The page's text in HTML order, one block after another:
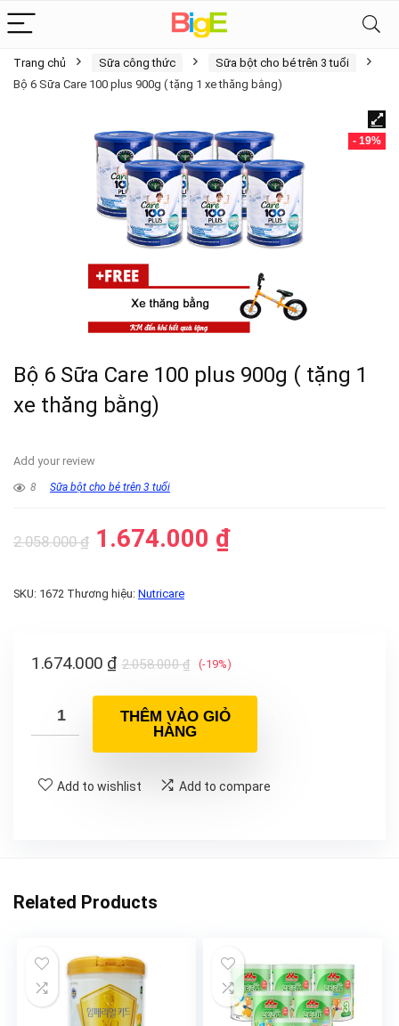
Trang chủ Sữa công thức
Sữa bột cho bé trên 3 tuổi
Bộ 6 Sữa Care 100 plus 900g ( tặng 1 xe thăng bằng)
- 19%
Bộ 6 Sữa Care 100 plus 900g ( tặng 1
xe thăng bằng)
Add your review
8 Sữa bột cho bé trên 3 tuổi
2.058.000₫ 1.674.000 ₫
SKU: 1672 Thương hiệu: Nutricare
2.058.000₫
1.674.000 ₫ (-19%)
THÊM VÀO GIỎ
HÀNG
Add to wishlist Add to compare
Related Products